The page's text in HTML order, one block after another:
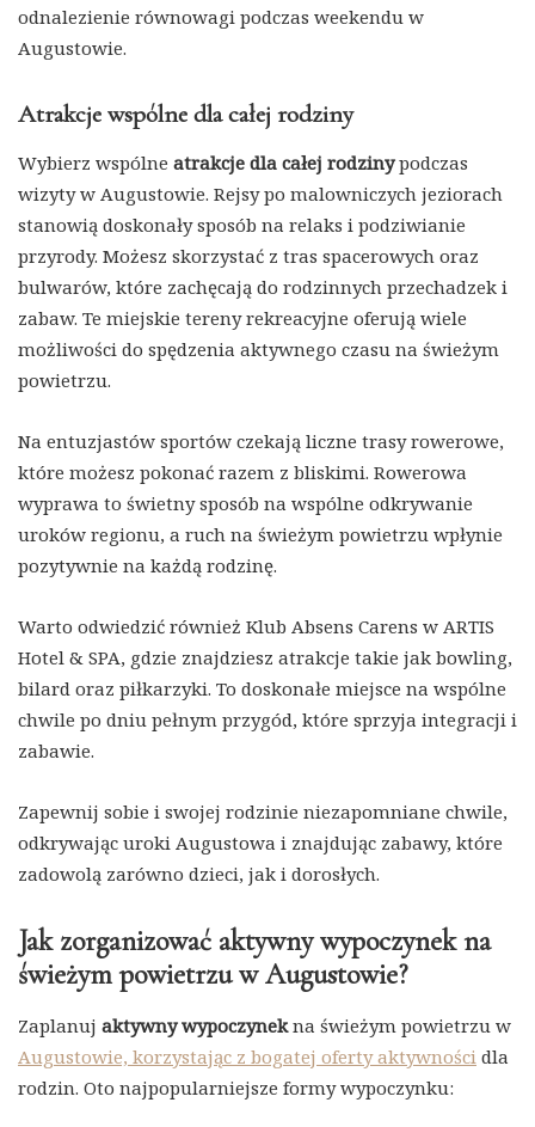
odnalezienie równowagi podczas weekendu w
Augustowie.
Atrakcje wspólne dla całej rodziny
Wybierz wspólne atrakcje dla całej rodzinypodczas
wizyty w Augustowie. Rejsy po malowniczych jeziorach
stanowią doskonały sposób na relaks i podziwianie
przyrody. Możesz skorzystać z tras spacerowych oraz
bulwarów, które zachęcają do rodzinnych przechadzek i
zabaw. Te miejskie tereny rekreacyjne oferują wiele
możliwości do spędzenia aktywnego czasu na świeżym
powietrzu.
Na entuzjastów sportów czekają liczne trasy rowerowe,
które możesz pokonać razem z bliskimi. Rowerowa
wyprawa to świetny sposób na wspólne odkrywanie
uroków regionu, a ruch na świeżym powietrzu wpłynie
pozytywnie na każdą rodzinę.
Warto odwiedzić również Klub Absens Carens w ARTIS
Hotel & SPA, gdzie znajdziesz atrakcje takie jak bowling,
bilard oraz piłkarzyki. To doskonałe miejsce na wspólne
chwile po dniu pełnym przygód, które sprzyja integracji i
zabawie.
Zapewnij sobie i swojej rodzinie niezapomniane chwile,
odkrywając uroki Augustowa i znajdując zabawy, które
zadowolą zarówno dzieci, jak i dorosłych.
Jak zorganizować aktywny wypoczynek na
świeżym powietrzu w Augustowie?
Zaplanuj aktywny wypoczynekna świeżym powietrzu w
Augustowie, korzystając z bogatej oferty aktywności dla
rodzin. Oto najpopularniejsze formy wypoczynku: